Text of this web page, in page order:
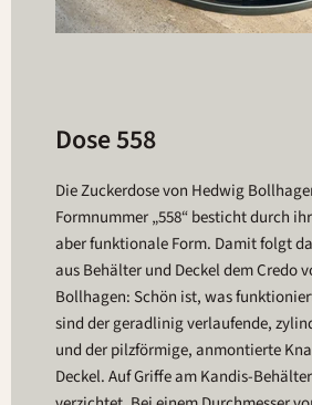
Dose 558
Die Zuckerdose von Hedwig
Formnummer „558“ besticht durch
aber funktionale Form. Damit folgt
aus Behälter und Deckel dem Credo
Bollhagen: Schön ist, was
sind der geradlinig verlaufende,
und der pilzförmige, anmontierte
Deckel. Auf Griffe am Kandis-